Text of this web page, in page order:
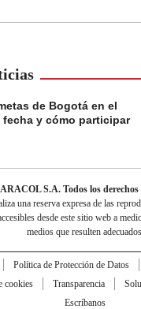
de Bogotá en el
y cómo participar
S.A. Todos los derechos
una reserva expresa de las
desde este sitio web a
medios que resulten
Política de Protección de Datos
cookies
Transparencia
Escríbanos